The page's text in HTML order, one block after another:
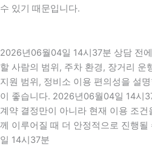
수 있기 때문입니다.
2026년06월04일 14시37분 상담 전
할 사람의 범위, 주차 환경, 장거리 운
지원 범위, 정비소 이용 편의성을 설
이 좋습니다. 2026년06월04일 14시
계약 결정만이 아니라 현재 이용 조
께 이루어질 때 더 안정적으로 진행
일 14시37분